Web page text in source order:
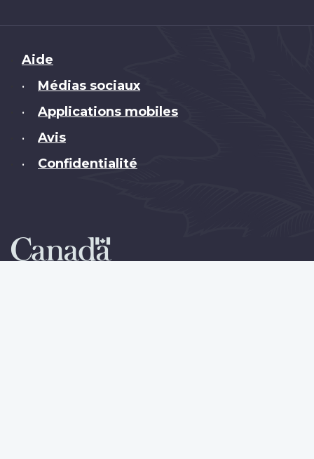
Brand
Aide
• Médias sociaux
• Applications mobiles
• Avis
• Confidentialité